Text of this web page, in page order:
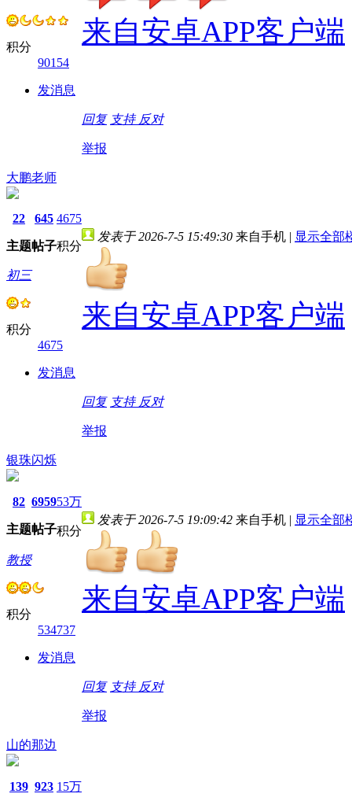
积分
90154
发消息
来自安卓APP客户端
回复 支持 反对
举报
大鹏老师
22
主题
645
帖子
4675
积分
初三
积分
4675
发消息
发表于 2026-7-5 15:49:30 来自手机 | 显示全部
来自安卓APP客户端
回复 支持 反对
举报
银珠闪烁
82
主题
6959
帖子
53万
积分
教授
积分
534737
发消息
发表于 2026-7-5 19:09:42 来自手机 | 显示全部
来自安卓APP客户端
回复 支持 反对
举报
山的那边
139 923 15万